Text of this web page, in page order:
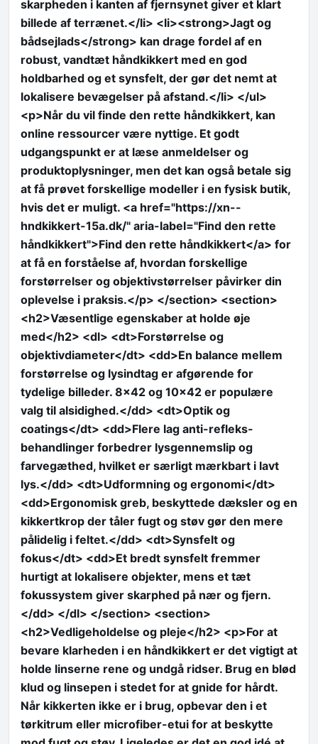
skarpheden i kanten af fjernsynet giver et klart
billede af terrænet.</li> <li><strong>Jagt og
bådsejlads</strong> kan drage fordel af en
robust, vandtæt håndkikkert med en god
holdbarhed og et synsfelt, der gør det nemt at
lokalisere bevægelser på afstand.</li> </ul>
<p>Når du vil finde den rette håndkikkert, kan
online ressourcer være nyttige. Et godt
udgangspunkt er at læse anmeldelser og
produktoplysninger, men det kan også betale sig
at få prøvet forskellige modeller i en fysisk butik,
hvis det er muligt. <a href="https://xn--
hndkikkert-15a.dk/" aria-label="Find den rette
håndkikkert">Find den rette håndkikkert</a> for
at få en forståelse af, hvordan forskellige
forstørrelser og objektivstørrelser påvirker din
oplevelse i praksis.</p> </section> <section>
<h2>Væsentlige egenskaber at holde øje
med</h2> <dl> <dt>Forstørrelse og
objektivdiameter</dt> <dd>En balance mellem
forstørrelse og lysindtag er afgørende for
tydelige billeder. 8×42 og 10×42 er populære
valg til alsidighed.</dd> <dt>Optik og
coatings</dt> <dd>Flere lag anti-refleks-
behandlinger forbedrer lysgennemslip og
farvegæthed, hvilket er særligt mærkbart i lavt
lys.</dd> <dt>Udformning og ergonomi</dt>
<dd>Ergonomisk greb, beskyttede dæksler og en
kikkertkrop der tåler fugt og støv gør den mere
pålidelig i feltet.</dd> <dt>Synsfelt og
fokus</dt> <dd>Et bredt synsfelt fremmer
hurtigt at lokalisere objekter, mens et tæt
fokussystem giver skarphed på nær og fjern.
</dd> </dl> </section> <section>
<h2>Vedligeholdelse og pleje</h2> <p>For at
bevare klarheden i en håndkikkert er det vigtigt at
holde linserne rene og undgå ridser. Brug en blød
klud og linsepen i stedet for at gnide for hårdt.
Når kikkerten ikke er i brug, opbevar den i et
tørkitrum eller microfiber-etui for at beskytte